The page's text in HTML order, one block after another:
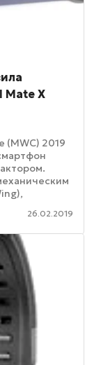
Mate X
(MWC) 2019
26.02.2019